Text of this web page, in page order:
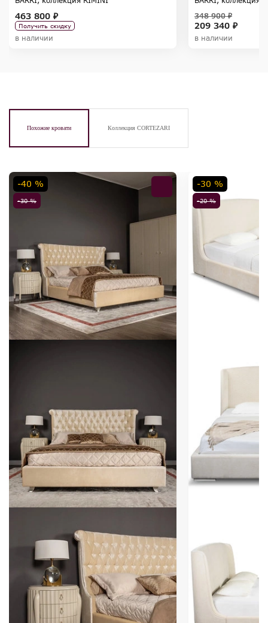
463 800 ₽
Получить скидку
в наличии
209 340 ₽
348 900 ₽
в наличии
Похожие кровати Коллекция CORTEZARI
-30 %
-40 %
-20 %
-30 %